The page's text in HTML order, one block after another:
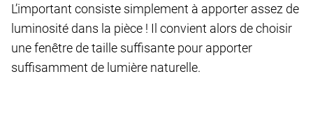
L’important consiste simplement à apporter assez de
luminosité dans la pièce ! Il convient alors de choisir
une fenêtre de taille suffisante pour apporter
suffisamment de lumière naturelle.